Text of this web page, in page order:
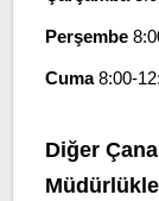
Perşembe
Cuma8:00-
Diğer